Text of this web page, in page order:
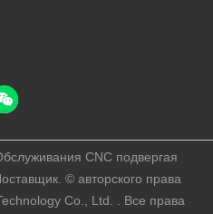
CNC подвергая
© авторского права
Co., Ltd. . Все права